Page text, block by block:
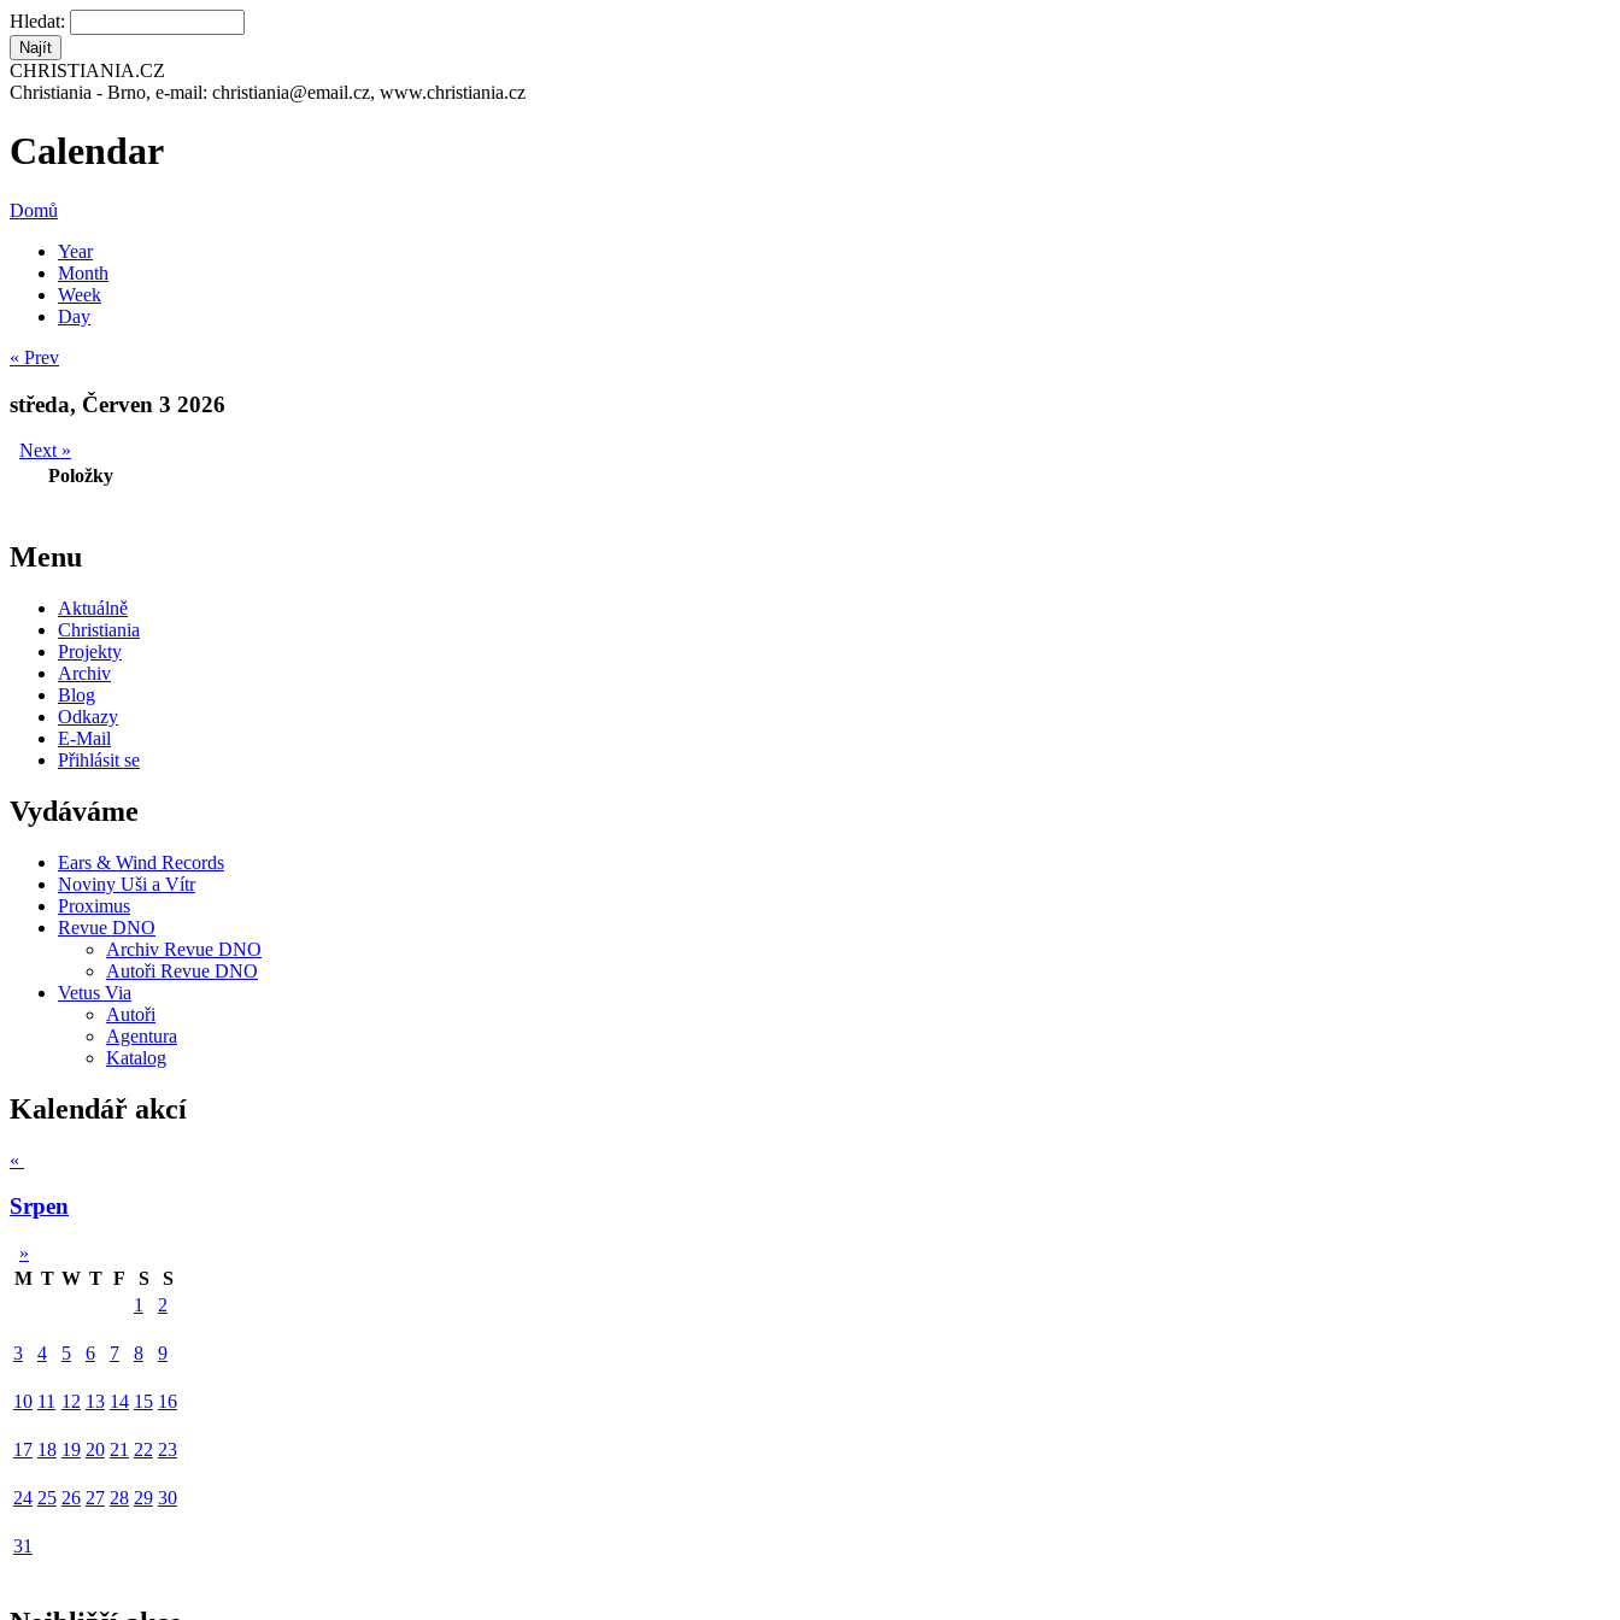
Hledat:
CHRISTIANIA.CZ
Christiania - Brno, e-mail: christiania@email.cz, www.christiania.cz
Calendar
Domů
Year
Month
Week
Day
« Prev
středa, Červen 3 2026
Next »
Položky
Menu
Aktuálně
Christiania
Projekty
Archiv
Blog
Odkazy
E-Mail
Přihlásit se
Vydáváme
Ears & Wind Records
Noviny Uši a Vítr
Proximus
Revue DNO
Archiv Revue DNO
Autoři Revue DNO
Vetus Via
Autoři
Agentura
Katalog
Kalendář akcí
«
Srpen
»
M T W T F S
S
1
2
3 4 5 6 7 8 9
10 11 12 13 14 15 16
17 18 19 20 21 22 23
24 25 26 27 28 29 30
31